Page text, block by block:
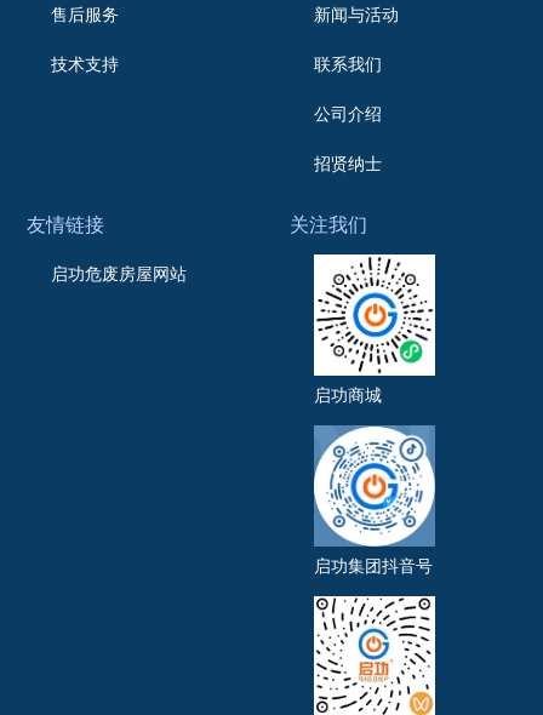
售后服务
技术支持
新闻与活动
联系我们
公司介绍
招贤纳士
友情链接
启功危废房屋网站
关注我们
启功商城
启功集团抖音号